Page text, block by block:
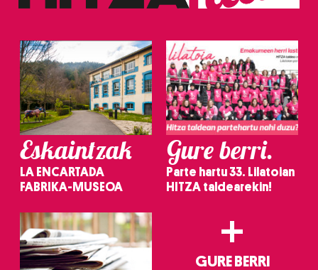
Eskaintzak
LA ENCARTADA
FABRIKA-MUSEOA
Gure berri.
Parte hartu 33. Lilatoian
HITZA taldearekin!
+
GURE BERRI